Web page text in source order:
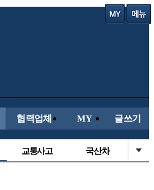
협력업체 MY 글쓰기
교통사고 국산차